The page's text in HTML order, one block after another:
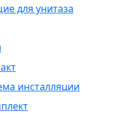
для унитаза
инсталляции